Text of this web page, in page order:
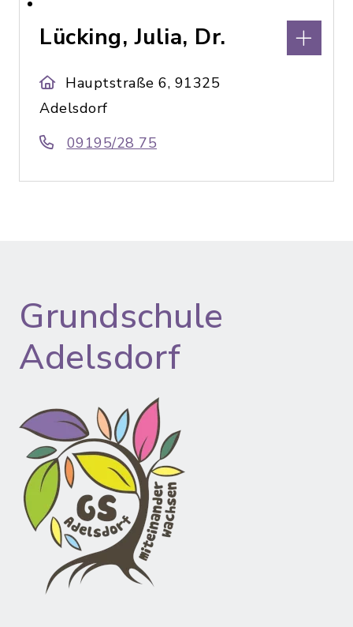
Lücking, Julia, Dr.
Hauptstraße 6, 91325
Adelsdorf
09195/28 75
Grundschule
Adelsdorf